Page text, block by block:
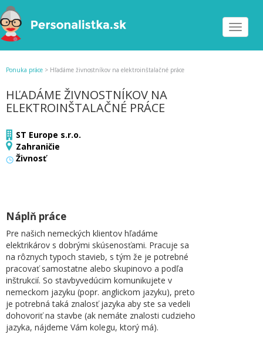
Toggle
Ponuka práce > Hľadáme živnostníkov na elektroinštalačné práce
HĽADÁME ŽIVNOSTNÍKOV NA
ELEKTROINŠTALAČNÉ PRÁCE
ST Europe s.r.o.
Zahraničie
Živnosť
Náplň práce
Pre našich nemeckých klientov hľadáme
elektrikárov s dobrými skúsenosťami. Pracuje sa
na rôznych typoch stavieb, s tým že je potrebné
pracovať samostatne alebo skupinovo a podľa
inštrukcií. So stavbyvedúcim komunikujete v
nemeckom jazyku (popr. anglickom jazyku), preto
je potrebná taká znalosť jazyka aby ste sa vedeli
dohovoriť na stavbe (ak nemáte znalosti cudzieho
jazyka, nájdeme Vám kolegu, ktorý má).